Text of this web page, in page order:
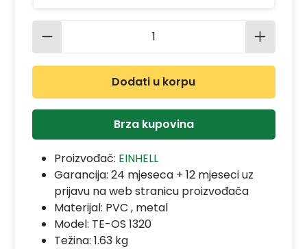
Količina proizvoda: Unesite
Dodati u korpu
Brza kupovina
Proizvođač: EINHELL
Garancija: 24 mjeseca + 12 mjeseci uz
prijavu na web stranicu proizvođača
Materijal: PVC , metal
Model: TE-OS 1320
Težina: 1.63 kg